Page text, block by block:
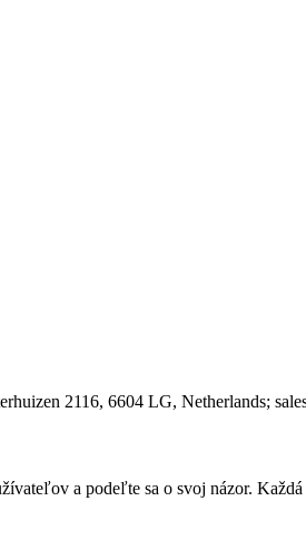
2116, 6604 LG, Netherlands;
a podeľte sa o svoj názor.